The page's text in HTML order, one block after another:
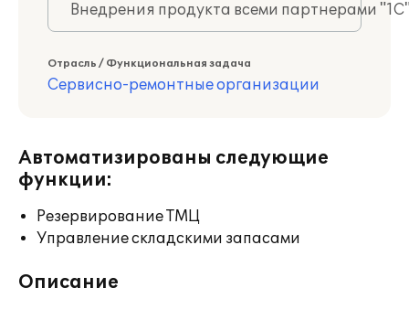
Внедрения продукта всеми партнерами
Отрасль / Функциональная задача
Сервисно-ремонтные организации
Автоматизированы следующие
функции:
Резервирование ТМЦ
Управление складскими запасами
Описание